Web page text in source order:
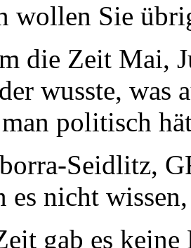
wollen Sie
die Zeit Mai,
wusste, was
politisch
Seidlitz,
es nicht
gab es